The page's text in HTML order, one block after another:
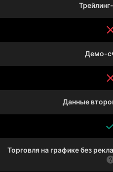
Демо-
Данные
Торговля на графике без